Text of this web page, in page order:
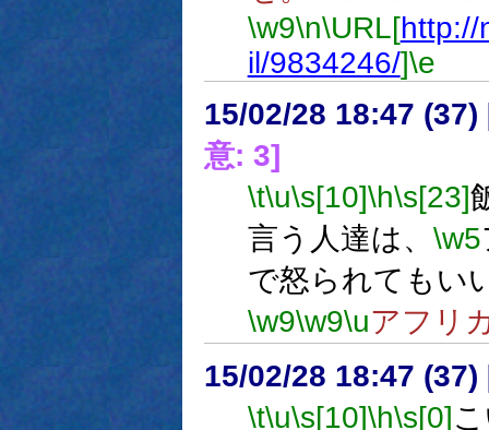
\w9\n\URL[http://
il/9834246/]\e
15/02/28 18:47 (37)
意: 3]
\t\u\s[10]\h\s[23]
言う人達は、 \w5
で怒られてもい
\w9\w9\uアフリ
15/02/28 18:47 (37)
\t\u\s[10]\h\s[0]